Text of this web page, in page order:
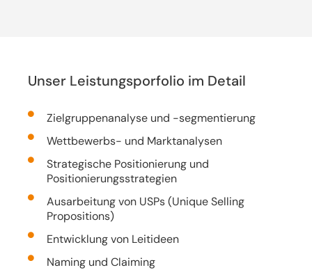
Unser Leistungsporfolio im Detail
Zielgruppenanalyse und -segmentierung
Wettbewerbs- und Marktanalysen
Strategische Positionierung und
Positionierungsstrategien
Ausarbeitung von USPs (Unique Selling
Propositions)
Entwicklung von Leitideen
Naming und Claiming